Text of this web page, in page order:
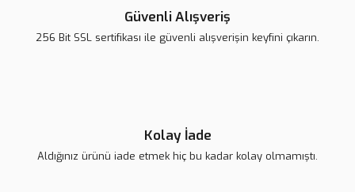
Güvenli Alışveriş
256 Bit SSL sertifikası ile güvenli alışverişin keyfini çıkarın.
Kolay İade
Aldığınız ürünü iade etmek hiç bu kadar kolay olmamıştı.